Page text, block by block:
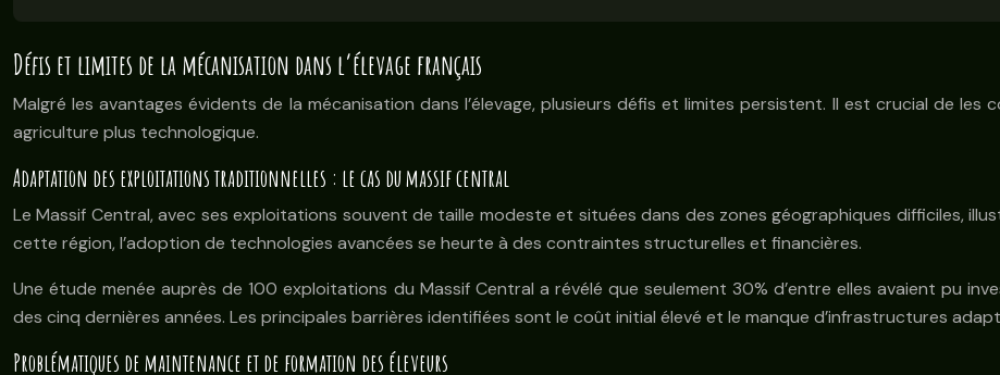
Défis et limites de la mécanisation dans l’élevage français
Malgré les avantages évidents de la mécanisation dans l’élevage, plusieurs défis et limites persistent. Il est crucial de
agriculture plus technologique.
Adaptation des exploitations traditionnelles : le cas du massif central
Le Massif Central, avec ses exploitations souvent de taille modeste et situées dans des zones géographiques difficiles,
cette région, l’adoption de technologies avancées se heurte à des contraintes structurelles et financières.
Une étude menée auprès de 100 exploitations du Massif Central a révélé que seulement 30% d’entre elles avaient pu
des cinq dernières années. Les principales barrières identifiées sont le coût initial élevé et le manque d’infrastructures
Problématiques de maintenance et de formation des éleveurs